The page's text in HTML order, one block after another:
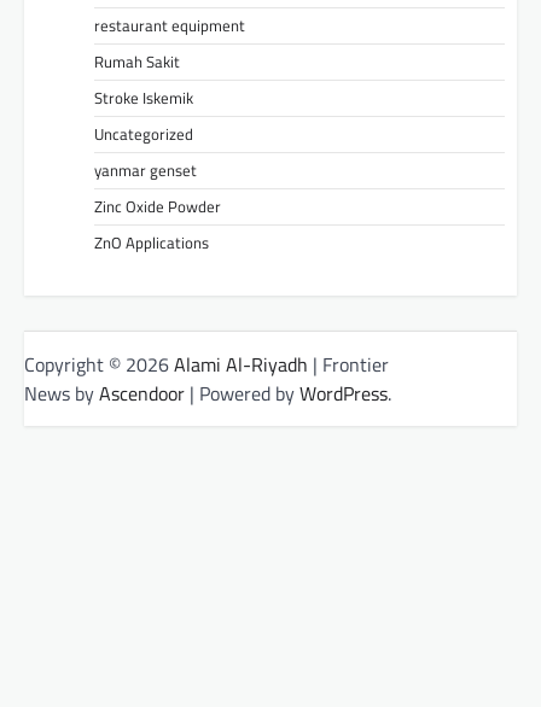
restaurant equipment
Rumah Sakit
Stroke Iskemik
Uncategorized
yanmar genset
Zinc Oxide Powder
ZnO Applications
Copyright © 2026Alami Al-Riyadh | Frontier
News byAscendoor | Powered byWordPress.